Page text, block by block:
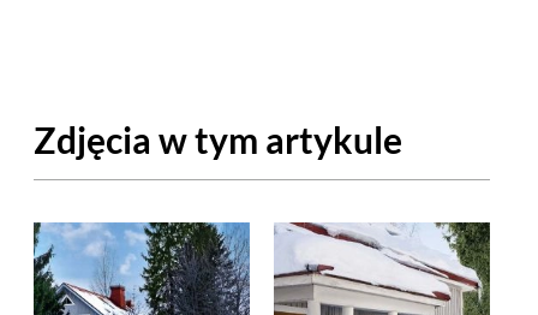
Zdjęcia w tym artykule
APTECZKA
DOMOWE
RZEMIOSŁO